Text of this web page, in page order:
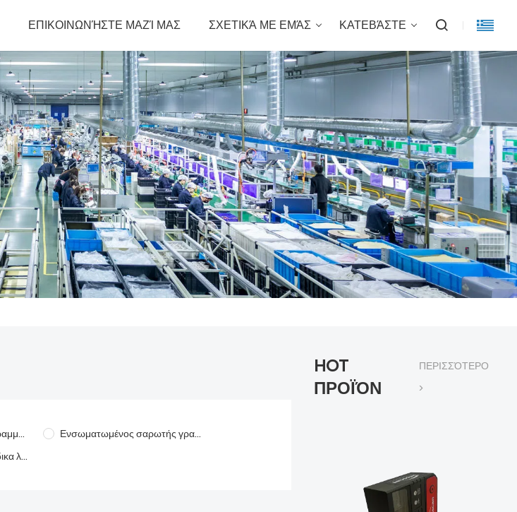
ΕΠΙΚΟΙΝΩΝΉΣΤΕ ΜΑΖΊ ΜΑΣ ΣΧΕΤΙΚΆ ΜΕ ΕΜΆΣ ΚΑΤΕΒΆΣΤΕ
Βιομηχανικός σαρωτής γραμμωτού κώδικα χειρός
Ενσωματωμένος σαρωτής γραμμωτού κώδικα
Σαρωτής γραμμωτού κώδικα λιανικής
HOT
ΠΡΟΪΌΝ
ΠΕΡΙΣΣΌΤΕΡΟ
>